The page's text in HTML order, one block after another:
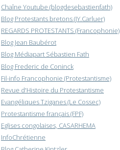
Chaîne Youtube (blogdesebastienfath)
Blog Protestants bretons (JY.Carluer)
REGARDS PROTESTANTS (Francophonie)
Blog Jean Baubérot
Blog Médiapart Sébastien Fath
Blog Frederic de Coninck
Fil-info Francophonie (Protestantisme)
Revue d'Histoire du Protestantisme
Evangéliques Tziganes (Le Cossec)
Protestantisme français (FPF)
Eglises congolaises, CASARHEMA
InfoChrétienne